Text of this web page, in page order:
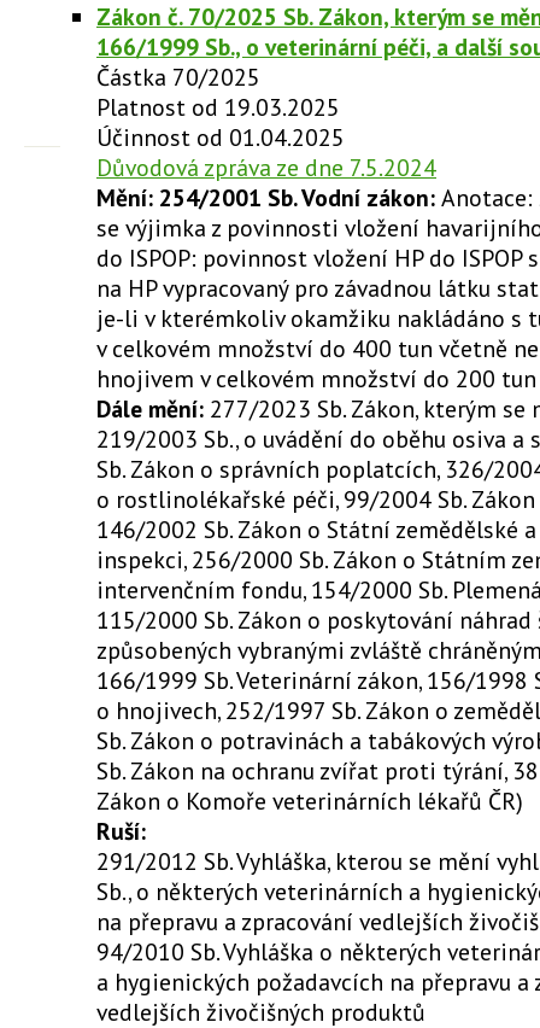
Zákon č. 70/2025 Sb. Zákon, kterým se
166/1999 Sb., o veterinární péči, a další
Částka 70/2025
Platnost od 19.03.2025
Účinnost od 01.04.2025
Důvodová zpráva ze dne 7.5.2024
Mění: 254/2001 Sb. Vodní zákon: Anotace:
se výjimka z povinnosti vložení
do ISPOP: povinnost vložení HP do ISPOP
na HP vypracovaný pro závadnou látku
je-li v kterémkoliv okamžiku nakládáno s
v celkovém množství do 400 tun včetně
hnojivem v celkovém množství do 200
Dále mění: 277/2023 Sb. Zákon, kterým se
219/2003 Sb., o uvádění do oběhu osiva a
Sb. Zákon o správních poplatcích, 326/
o rostlinolékařské péči, 99/2004 Sb.
146/2002 Sb. Zákon o Státní zemědělské
inspekci, 256/2000 Sb. Zákon o Státním
intervenčním fondu, 154/2000 Sb.
115/2000 Sb. Zákon o poskytování náhrad
způsobených vybranými zvláště
166/1999 Sb. Veterinární zákon, 156/1998
o hnojivech, 252/1997 Sb. Zákon o
Sb. Zákon o potravinách a tabákových
Sb. Zákon na ochranu zvířat proti týrání,
Zákon o Komoře veterinárních lékařů ČR)
Ruší:
291/2012 Sb. Vyhláška, kterou se mění
Sb., o některých veterinárních a
na přepravu a zpracování vedlejších
94/2010 Sb. Vyhláška o některých
a hygienických požadavcích na přepravu a
vedlejších živočišných produktů